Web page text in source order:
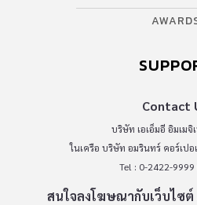
Contact
บริษัท เอเอ็มอี อิมเม
ในเครือ บริษัท อมรินทร์ คอร์เป
Tel : 0-2422-
สนใจลงโฆษณากับเว็บไซต์